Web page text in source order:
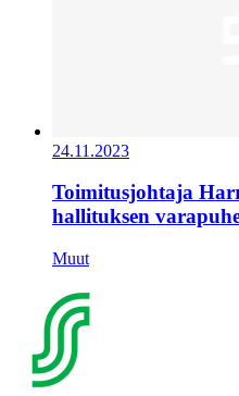
24.11.2023
Toimitusjohtaja
hallituksen
Muut